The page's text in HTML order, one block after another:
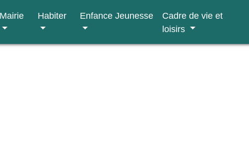
Mairie Habiter Enfance Jeunesse
Cadre de vie et
loisirs